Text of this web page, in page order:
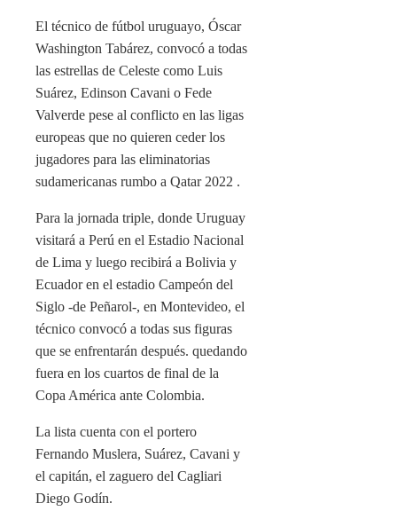
El técnico de fútbol uruguayo, Óscar
Washington Tabárez, convocó a todas
las estrellas de Celeste como Luis
Suárez, Edinson Cavani o Fede
Valverde pese al conflicto en las ligas
europeas que no quieren ceder los
jugadores para las eliminatorias
sudamericanas rumbo a Qatar 2022 .
Para la jornada triple, donde Uruguay
visitará a Perú en el Estadio Nacional
de Lima y luego recibirá a Bolivia y
Ecuador en el estadio Campeón del
Siglo -de Peñarol-, en Montevideo, el
técnico convocó a todas sus figuras
que se enfrentarán después. quedando
fuera en los cuartos de final de la
Copa América ante Colombia.
La lista cuenta con el portero
Fernando Muslera, Suárez, Cavani y
el capitán, el zaguero del Cagliari
Diego Godín.